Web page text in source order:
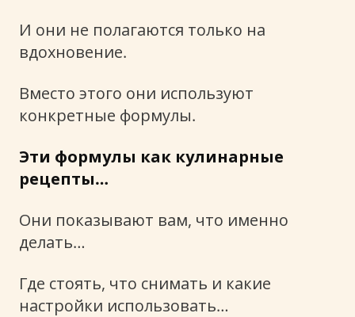
И они не полагаются только на
вдохновение.
Вместо этого они используют
конкретные формулы.
Эти формулы как кулинарные
рецепты…
Они показывают вам, что именно
делать…
Где стоять, что снимать и какие
настройки использовать…